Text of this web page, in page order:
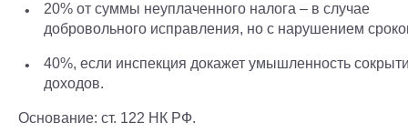
20% от суммы неуплаченного налога – в случае
добровольного исправления, но с нарушением
40%, если инспекция докажет умышленность
доходов.
Основание: ст. 122 НК РФ.